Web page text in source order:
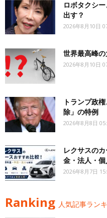
ロボタクシ
出す？
2026年8月10日
世界最高峰
2026年8月10日
トランプ政
除」の特例
2026年8月8日
レクサスの
金・法人・
2026年8月7日
Ranking 人気記事ラン